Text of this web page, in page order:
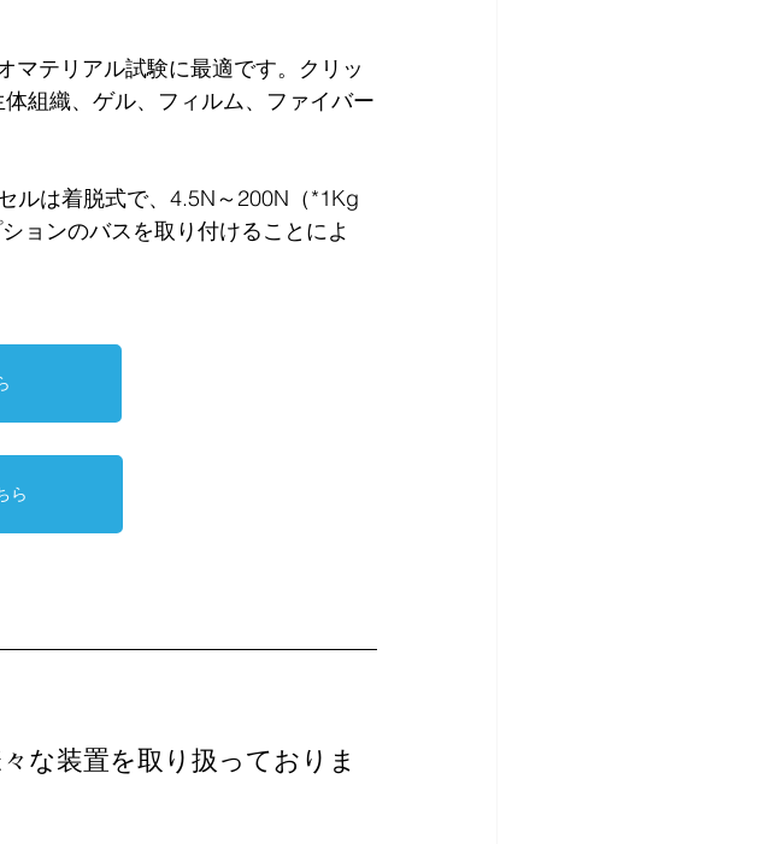
テリアル試験に最適です。クリッ
組織、ゲル、フィルム、ファイバー
ルは着脱式で、4.5N～200N（*1Kg
ョンのバスを取り付けることによ
ら
な装置を取り扱っておりま